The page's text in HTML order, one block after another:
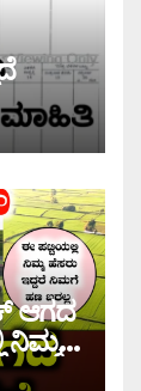
ಆಗದ
ನಿಮ್ಮ
!